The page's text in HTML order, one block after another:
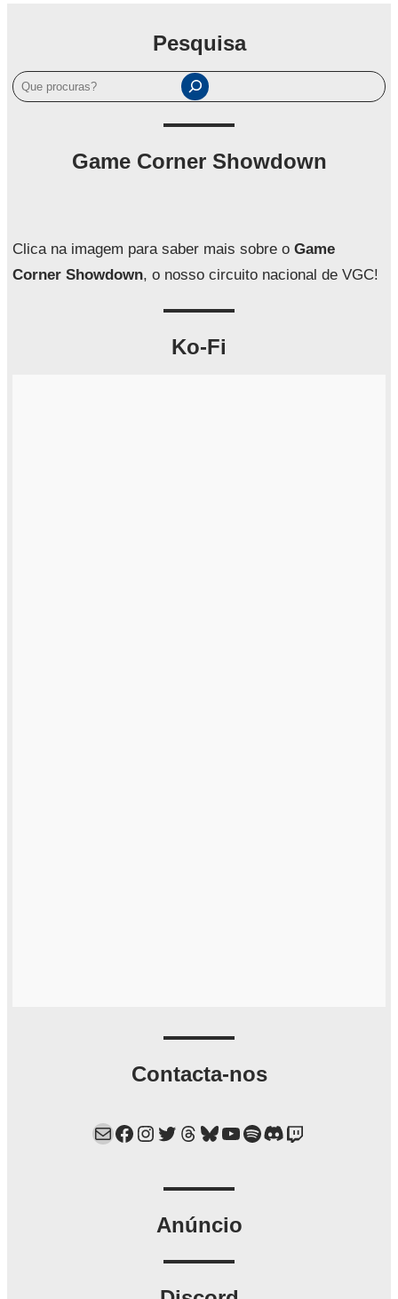
Pesquisa
P
e
a
r
Game Corner Showdown
Clica na imagem para saber mais sobre o Game
Corner Showdown, o nosso circuito nacional de VGC!
Ko-Fi
Contacta-nos
Mail Facebook Instagram Twitter Threads Bluesky YouTube Spotify Discord Twitch
Anúncio